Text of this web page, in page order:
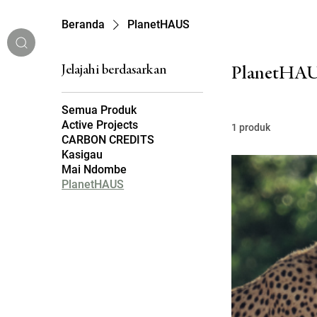
Beranda PlanetHAUS
Jelajahi berdasarkan
Semua Produk
Active Projects
CARBON CREDITS
Kasigau
Mai Ndombe
PlanetHAUS
1 produk